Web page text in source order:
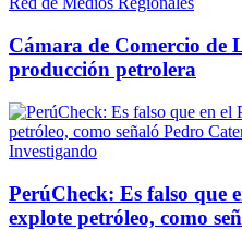
Cámara de Comercio de
producción petrolera
Investigando
PerúCheck: Es falso que
explote petróleo, como